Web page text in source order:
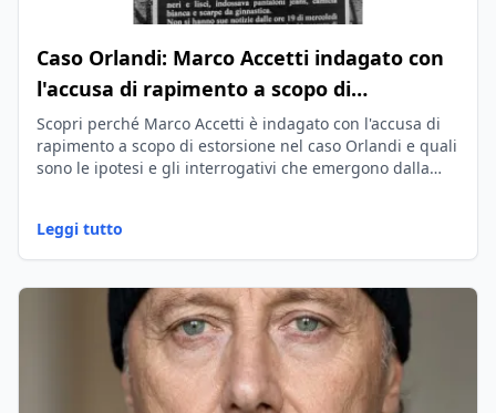
Caso Orlandi: Marco Accetti indagato con
l'accusa di rapimento a scopo di
estorsione
Scopri perché Marco Accetti è indagato con l'accusa di
rapimento a scopo di estorsione nel caso Orlandi e quali
sono le ipotesi e gli interrogativi che emergono dalla
Leggi tutto